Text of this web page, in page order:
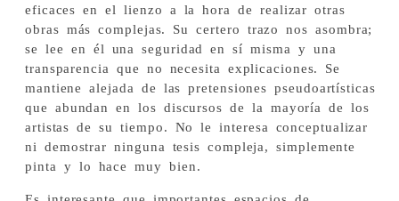
eficaces en el lienzo a la hora de realizar otras
obras más complejas. Su certero trazo nos asombra;
se lee en él una seguridad en sí misma y una
transparencia que no necesita explicaciones. Se
mantiene alejada de las pretensiones pseudoartísticas
que abundan en los discursos de la mayoría de los
artistas de su tiempo. No le interesa conceptualizar
ni demostrar ninguna tesis compleja, simplemente
pinta y lo hace muy bien.